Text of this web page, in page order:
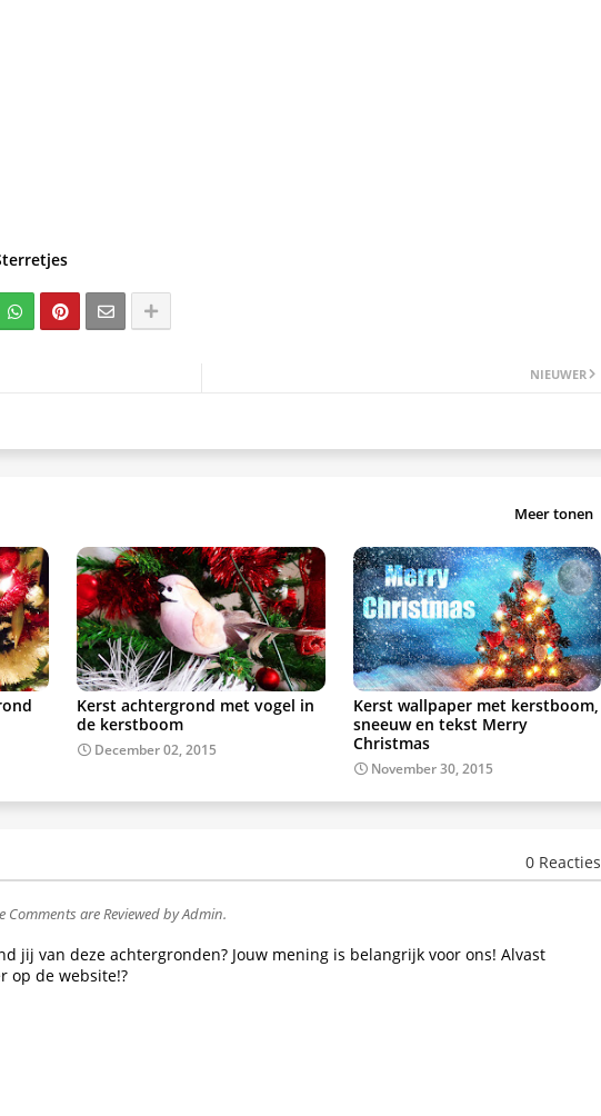
NIEUWER
Meer tonen
Kerst achtergrond met vogel in
de kerstboom
December 02, 2015
Kerst wallpaper met kerstboom,
sneeuw en tekst Merry
Christmas
November 30, 2015
0 Reacties
Comments are Reviewed by Admin.
jij van deze achtergronden? Jouw mening is belangrijk voor ons! Alvast
op de website!?